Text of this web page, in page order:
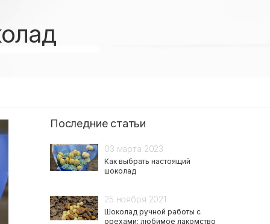
Последние статьи
03 марта 2023
Как выбрать настоящий
шоколад
25 ноября 2021
Шоколад ручной работы с
орехами: любимое лакомство